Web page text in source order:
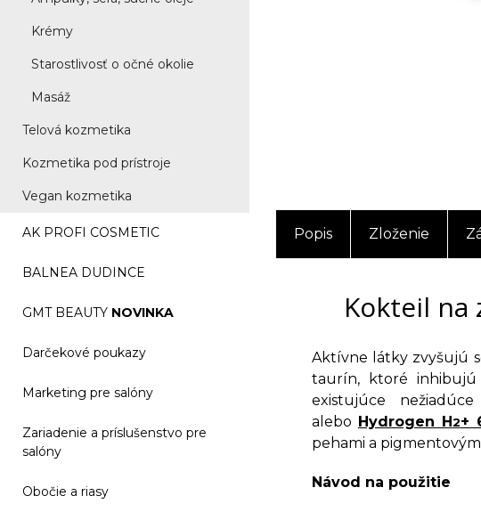
Krémy
Starostlivosť o očné okolie
Masáž
Telová kozmetika
Kozmetika pod prístroje
Vegan kozmetika
AK PROFI COSMETIC
BALNEA DUDINCE
GMT BEAUTY NOVINKA
Darčekové poukazy
Marketing pre salóny
Zariadenie a príslušenstvo pre
salóny
Obočie a riasy
Popis Zloženie
Kokteil
Aktívne látky zvyšujú
taurín, ktoré
existujúce
alebo Hydrogen H2+
pehami a
Návod na použitie